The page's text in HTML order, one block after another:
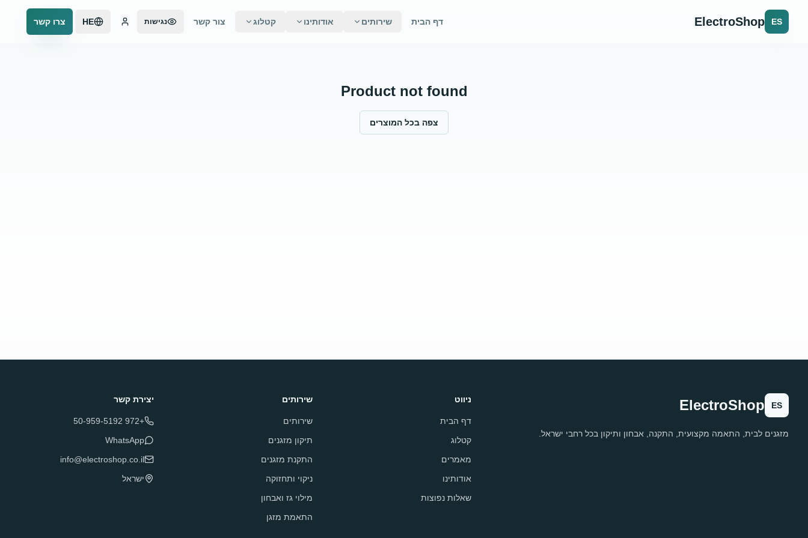
ES
ElectroShop דף הבית שירותים אודותינו קטלוג צור קשר נגישות HE צרו קשר
Product not found
צפה בכל המוצרים
ES
ElectroShop
מזגנים לבית, התאמה מקצועית, התקנה, אבחון ותיקון בכל רחבי ישראל.
ניווט
דף הבית
קטלוג
מאמרים
אודותינו
שאלות נפוצות
שירותים
שירותים
תיקון מזגנים
התקנת מזגנים
ניקוי ותחזוקה
מילוי גז ואבחון
התאמת מזגן
יצירת קשר
+972 50-959-5192
WhatsApp
info@electroshop.co.il
ישראל